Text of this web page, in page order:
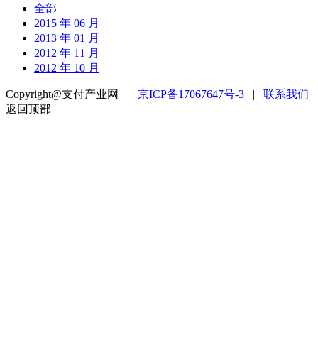
全部
2015 年 06 月
2013 年 01 月
2012 年 11 月
2012 年 10 月
Copyright@支付产业网 | 京ICP备17067647号-3
联系我们
返回顶部